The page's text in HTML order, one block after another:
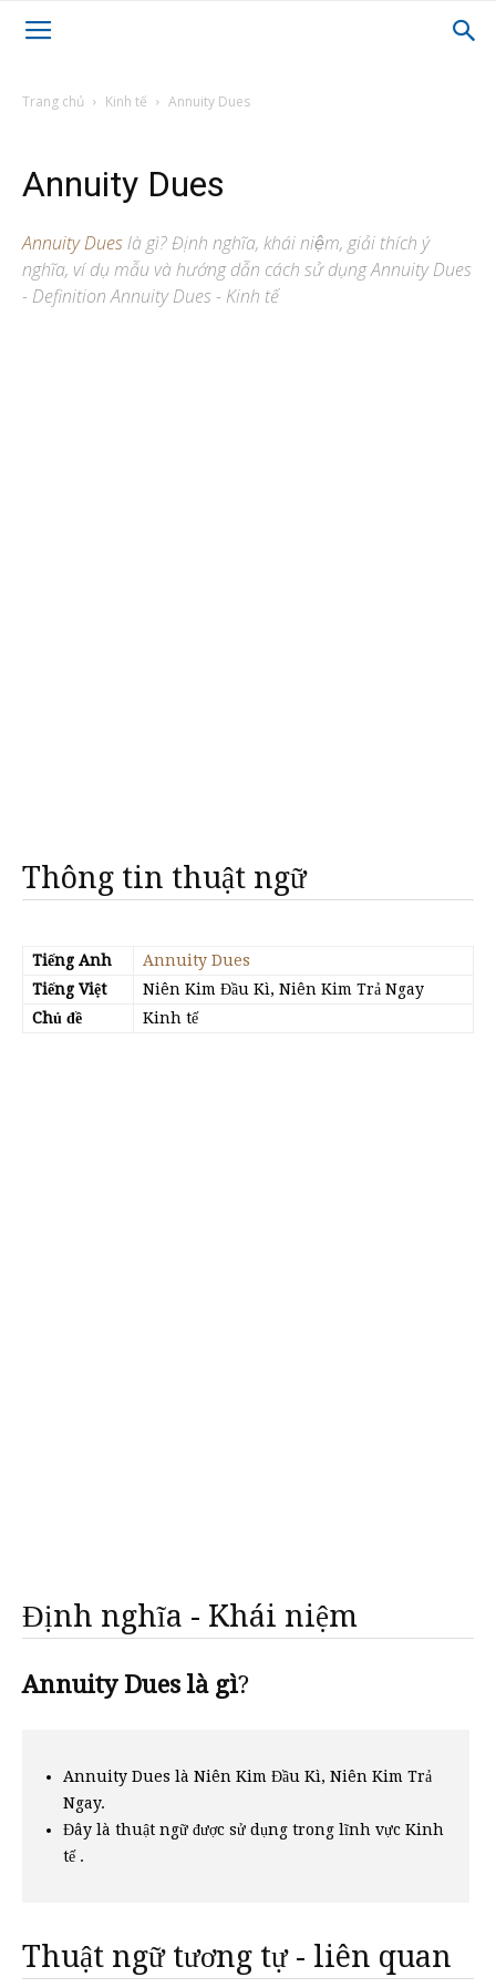
Trang chủ Kinh tế Annuity Dues
Annuity Dues
Annuity Dueslà gì? Định nghĩa, khái niệm, giải thích ý
nghĩa, ví dụ mẫu và hướng dẫn cách sử dụng Annuity Dues
- Definition Annuity Dues - Kinh tế
Thông tin thuật ngữ
Tiếng Anh
Annuity Dues
Tiếng Việt
Niên Kim Đầu Kì, Niên Kim Trả Ngay
Chủ đề
Kinh tế
Định nghĩa - Khái niệm
Annuity Dues là gì?
Annuity Dues là Niên Kim Đầu Kì, Niên Kim Trả
Ngay.
Đây là thuật ngữ được sử dụng trong lĩnh vực Kinh
tế .
Thuật ngữ tương tự - liên quan